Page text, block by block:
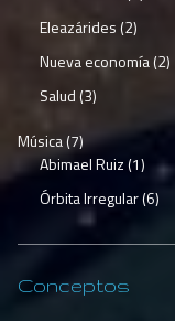
Eleazárides(2)
Nueva economía(2)
Salud(3)
Música(7)
Abimael Ruiz(1)
Órbita Irregular(6)
Conceptos